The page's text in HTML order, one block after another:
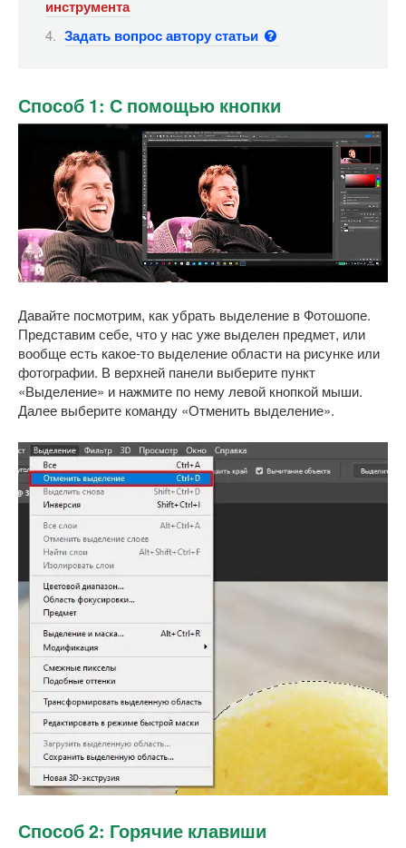
инструмента
Задать вопрос автору статьи
Способ 1: С помощью кнопки
Давайте посмотрим, как убрать выделение в Фотошопе.
Представим себе, что у нас уже выделен предмет, или
вообще есть какое-то выделение области на рисунке или
фотографии. В верхней панели выберите пункт
«Выделение» и нажмите по нему левой кнопкой мыши.
Далее выберите команду «Отменить выделение».
Способ 2: Горячие клавиши